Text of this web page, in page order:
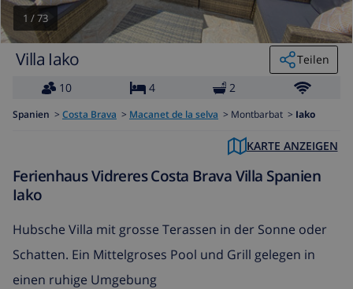
1 /73
Villa Iako
Teilen
10
4 2
Spanien > Costa Brava > Macanet de la selva > Montbarbat > Iako
KARTE ANZEIGEN
Ferienhaus Vidreres Costa Brava Villa Spanien
Iako
Hubsche Villa mit grosse Terassen in der Sonne oder
Schatten. Ein Mittelgroses Pool und Grill gelegen in
einen ruhige Umgebung